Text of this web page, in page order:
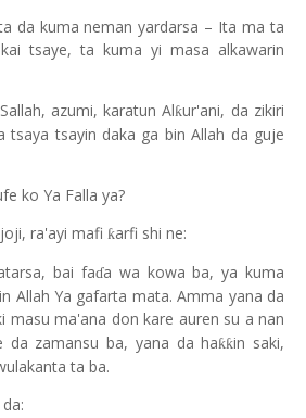
da kuma neman yardarsa – Ita ma ta
tsaye, ta kuma yi masa alkawarin
azumi, karatun Alƙur'ani, da zikiri
tsaya tsayin daka ga bin Allah da guje
ko Ya Falla ya?
ra'ayi mafi ƙarfi shi ne:
bai faɗa wa kowa ba, ya kuma
Allah Ya gafarta mata. Amma yana da
masu ma'ana don kare auren su a nan
da zamansu ba, yana da haƙƙin saki,
ta ba.